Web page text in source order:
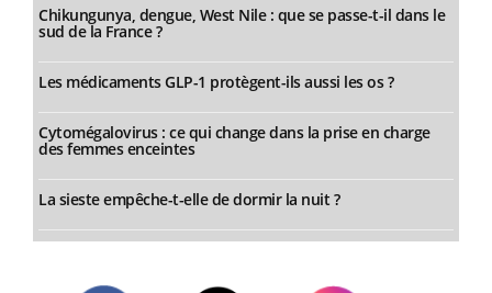
Chikungunya, dengue, West Nile : que se passe-t-il dans le
sud de la France ?
Les médicaments GLP-1 protègent-ils aussi les os ?
Cytomégalovirus : ce qui change dans la prise en charge
des femmes enceintes
La sieste empêche-t-elle de dormir la nuit ?